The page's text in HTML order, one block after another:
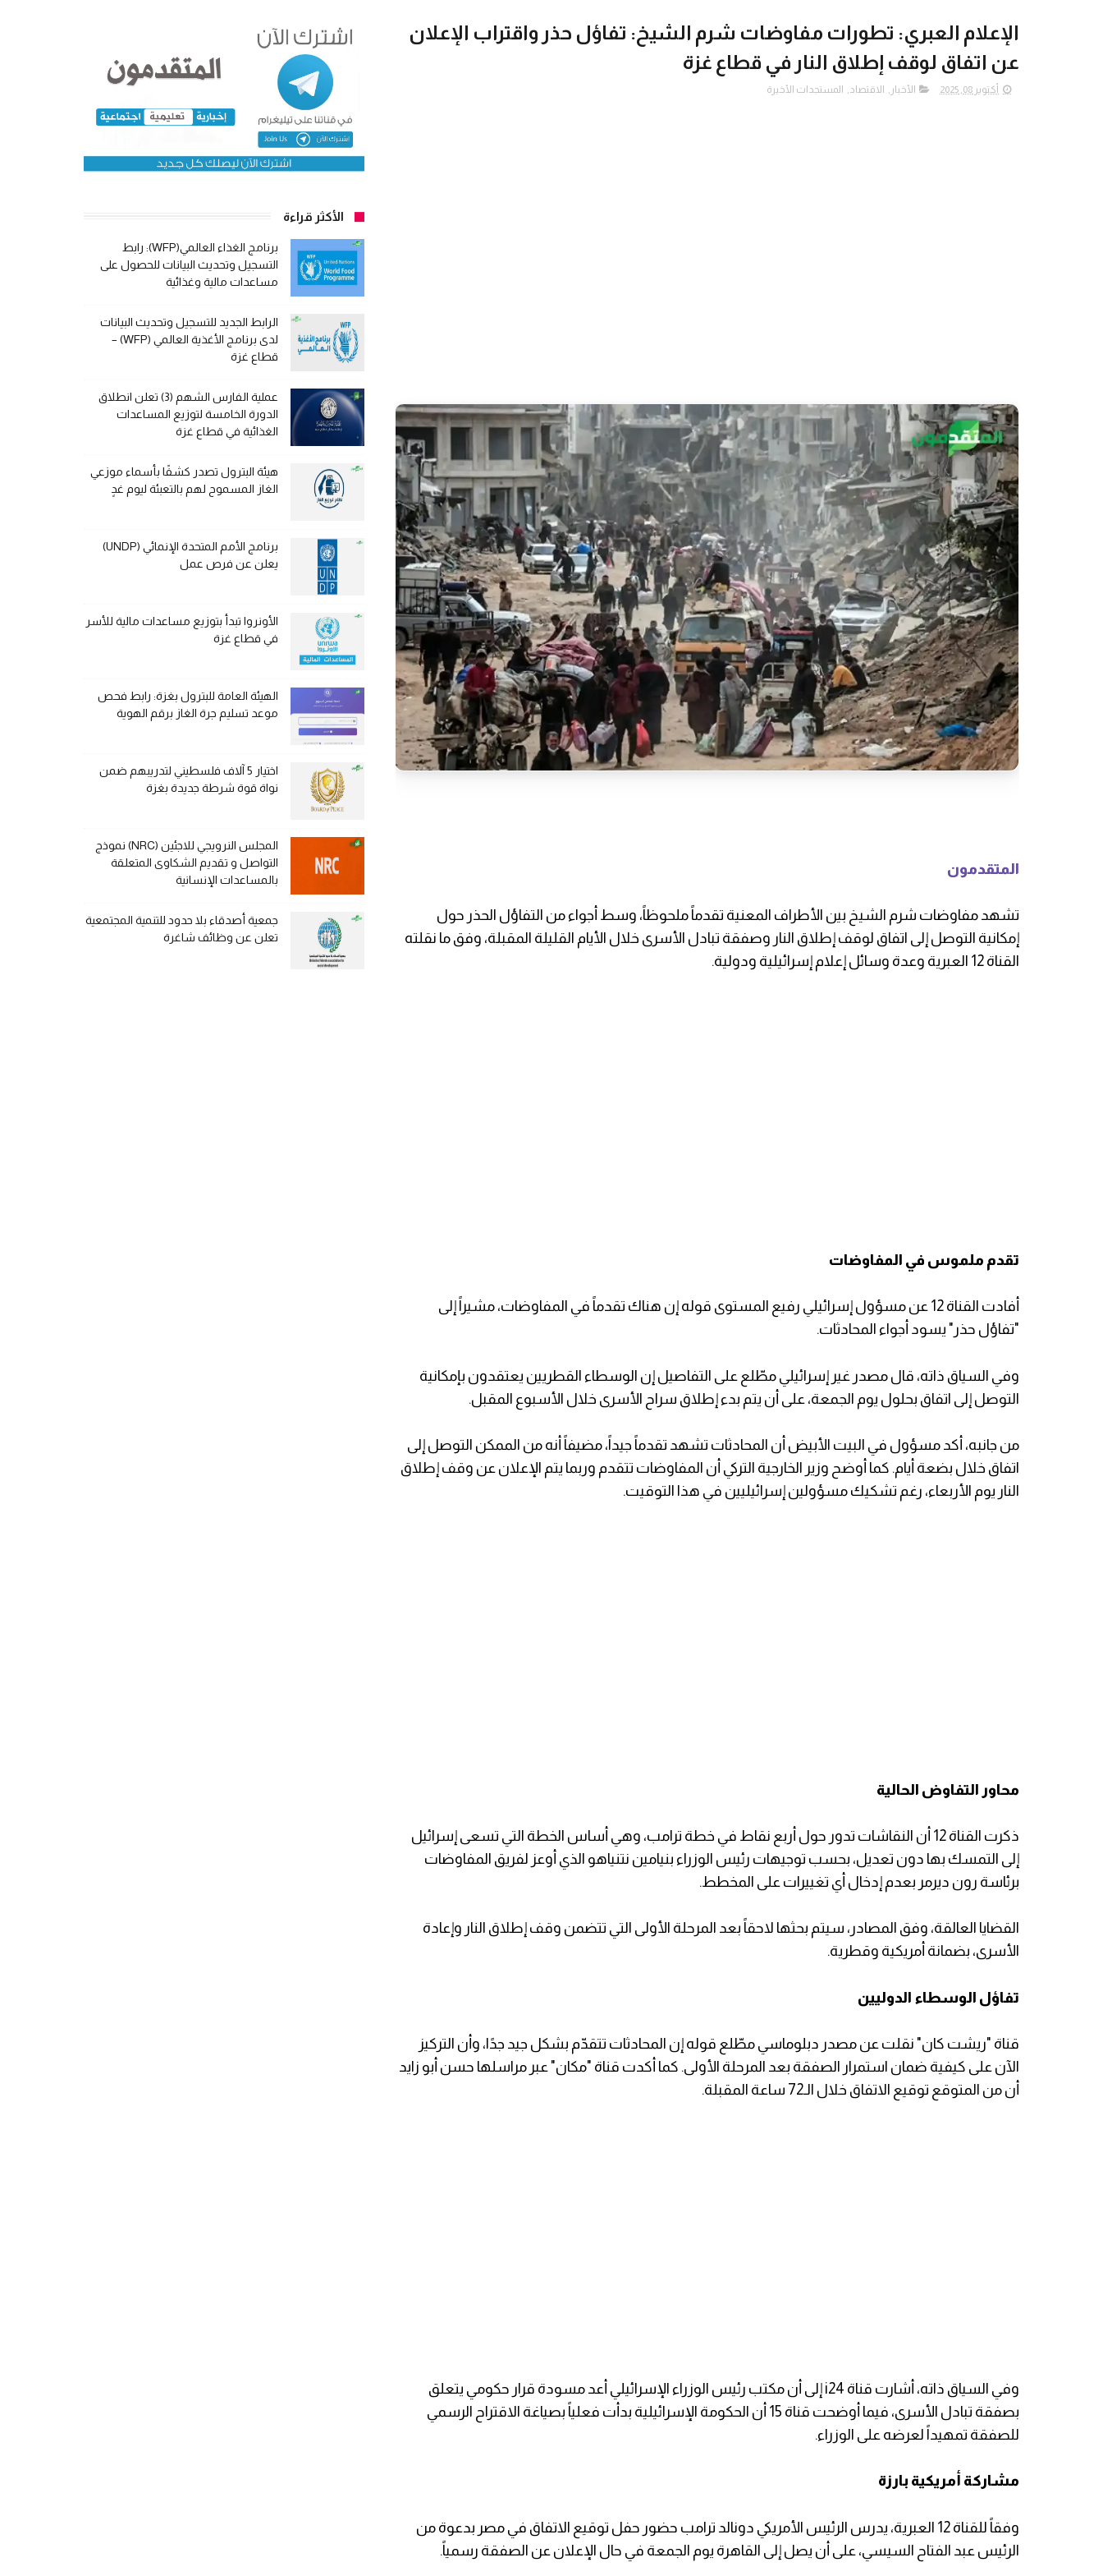
الإعلام العبري: تطورات مفاوضات شرم الشيخ: تفاؤل حذر واقتراب الإعلان
عن اتفاق لوقف إطلاق النار في قطاع غزة
أكتوبر 08, 2025 الأخبار , الاقتصاد, المستجدات الأخيرة
المتقدمون
تشهد مفاوضات شرم الشيخ بين الأطراف المعنية تقدماً ملحوظاً، وسط أجواء من التفاؤل الحذر حول
إمكانية التوصل إلى اتفاق لوقف إطلاق النار وصفقة تبادل الأسرى خلال الأيام القليلة المقبلة، وفق ما نقلته
القناة 12 العبرية وعدة وسائل إعلام إسرائيلية ودولية.
تقدم ملموس في المفاوضات
أفادت القناة 12 عن مسؤول إسرائيلي رفيع المستوى قوله إن هناك تقدماً في المفاوضات، مشيراً إلى
"تفاؤل حذر" يسود أجواء المحادثات.
وفي السياق ذاته، قال مصدر غير إسرائيلي مطّلع على التفاصيل إن الوسطاء القطريين يعتقدون بإمكانية
التوصل إلى اتفاق بحلول يوم الجمعة، على أن يتم بدء إطلاق سراح الأسرى خلال الأسبوع المقبل.
من جانبه، أكد مسؤول في البيت الأبيض أن المحادثات تشهد تقدماً جيداً، مضيفاً أنه من الممكن التوصل إلى
اتفاق خلال بضعة أيام. كما أوضح وزير الخارجية التركي أن المفاوضات تتقدم وربما يتم الإعلان عن وقف إطلاق
النار يوم الأربعاء، رغم تشكيك مسؤولين إسرائيليين في هذا التوقيت.
محاور التفاوض الحالية
ذكرت القناة 12 أن النقاشات تدور حول أربع نقاط في خطة ترامب، وهي أساس الخطة التي تسعى إسرائيل
إلى التمسك بها دون تعديل، بحسب توجيهات رئيس الوزراء بنيامين نتنياهو الذي أوعز لفريق المفاوضات
برئاسة رون ديرمر بعدم إدخال أي تغييرات على المخطط.
القضايا العالقة، وفق المصادر، سيتم بحثها لاحقاً بعد المرحلة الأولى التي تتضمن وقف إطلاق النار وإعادة
الأسرى، بضمانة أمريكية وقطرية.
تفاؤل الوسطاء الدوليين
قناة "ريشت كان" نقلت عن مصدر دبلوماسي مطّلع قوله إن المحادثات تتقدّم بشكل جيد جدًا، وأن التركيز
الآن على كيفية ضمان استمرار الصفقة بعد المرحلة الأولى. كما أكدت قناة "مكان" عبر مراسلها حسن أبو زايد
أن من المتوقع توقيع الاتفاق خلال الـ72 ساعة المقبلة.
وفي السياق ذاته، أشارت قناة i24 إلى أن مكتب رئيس الوزراء الإسرائيلي أعد مسودة قرار حكومي يتعلق
بصفقة تبادل الأسرى، فيما أوضحت قناة 15 أن الحكومة الإسرائيلية بدأت فعلياً بصياغة الاقتراح الرسمي
للصفقة تمهيداً لعرضه على الوزراء.
مشاركة أمريكية بارزة
وفقاً للقناة 12 العبرية، يدرس الرئيس الأمريكي دونالد ترامب حضور حفل توقيع الاتفاق في مصر بدعوة من
الرئيس عبد الفتاح السيسي، على أن يصل إلى القاهرة يوم الجمعة في حال الإعلان عن الصفقة رسمياً.
الأكثر قراءة
برنامج الغذاء العالمي(WFP): رابط
التسجيل وتحديث البيانات للحصول على
مساعدات مالية وغذائية
الرابط الجديد للتسجيل وتحديث البيانات
لدى برنامج الأغذية العالمي (WFP) –
قطاع غزة
عملية الفارس الشهم (3) تعلن انطلاق
الدورة الخامسة لتوزيع المساعدات
الغذائية في قطاع غزة
هيئة البترول تصدر كشفًا بأسماء موزعي
الغاز المسموح لهم بالتعبئة ليوم غدٍ
برنامج الأمم المتحدة الإنمائي (UNDP)
يعلن عن فرص عمل
الأونروا تبدأ بتوزيع مساعدات مالية للأسر
في قطاع غزة
الهيئة العامة للبترول بغزة: رابط فحص
موعد تسليم جرة الغاز برقم الهوية
اختيار 5 آلاف فلسطيني لتدريبهم ضمن
نواة قوة شرطة جديدة بغزة
المجلس النرويجي للاجئين (NRC) نموذج
التواصل و تقديم الشكاوى المتعلقة
بالمساعدات الإنسانية
جمعية أصدقاء بلا حدود للتنمية المجتمعية
تعلن عن وظائف شاغرة